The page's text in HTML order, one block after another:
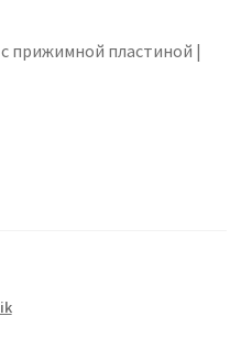
прижимной пластиной |